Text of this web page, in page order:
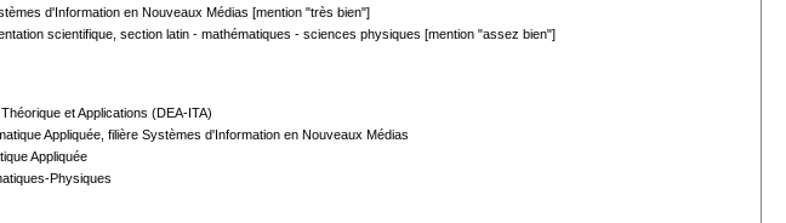
d'Information en Nouveaux Médias [mention "très bien"]
scientifique, section latin - mathématiques - sciences physiques [mention "assez bien"]
et Applications (DEA-ITA)
Appliquée, filière Systèmes d'Information en Nouveaux Médias
Appliquée
Physiques